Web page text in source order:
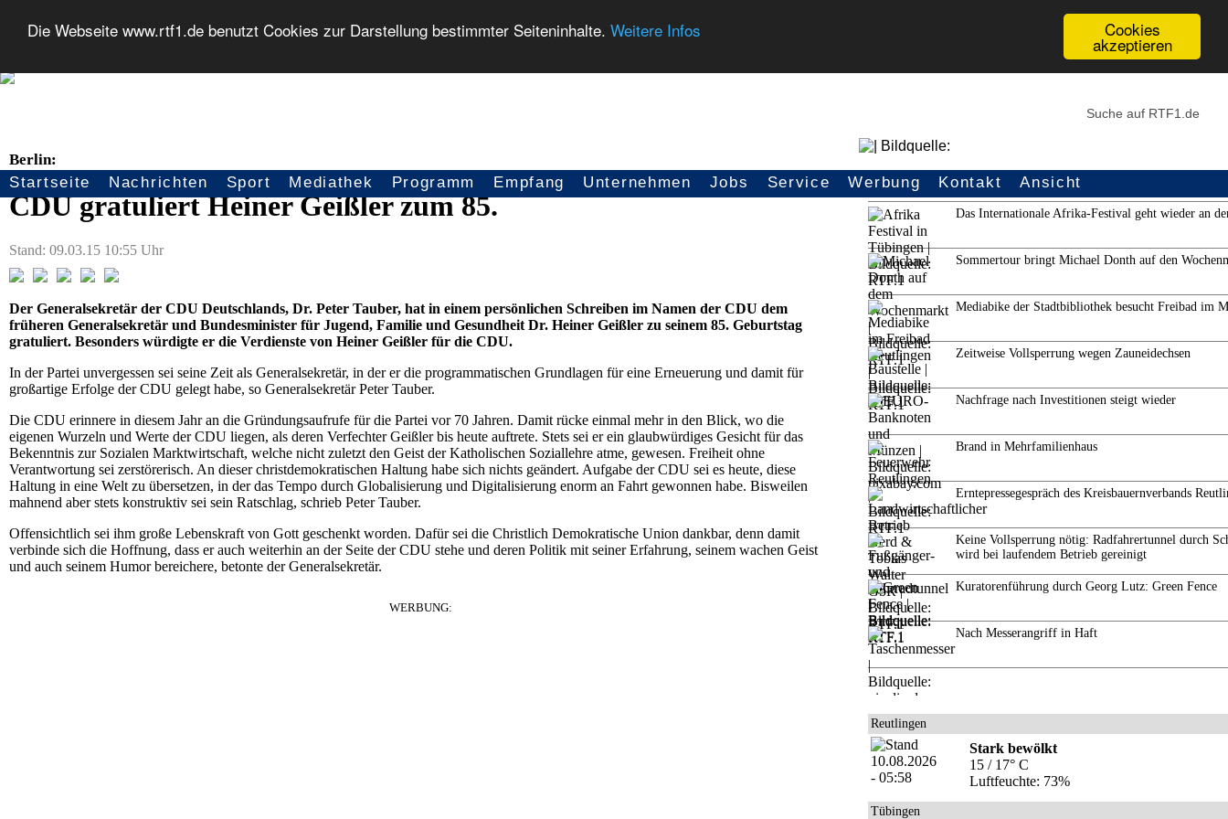
Cookies
akzeptieren
Die Webseite www.rtf1.de benutzt Cookies zur Darstellung bestimmter Seiteninhalte. Weitere Infos
Seitennavigation
Startseite Nachrichten Sport Mediathek Programm Empfang Unternehmen Jobs Service Werbung Kontakt Ansicht
Berlin:
CDU gratuliert Heiner Geißler zum 85.
Stand: 09.03.15 10:55 Uhr
Der Generalsekretär der CDU Deutschlands, Dr. Peter Tauber, hat in einem persönlichen Schreiben im Namen der CDU dem
früheren Generalsekretär und Bundesminister für Jugend, Familie und Gesundheit Dr. Heiner Geißler zu seinem 85. Geburtstag
gratuliert. Besonders würdigte er die Verdienste von Heiner Geißler für die CDU.
In der Partei unvergessen sei seine Zeit als Generalsekretär, in der er die programmatischen Grundlagen für eine Erneuerung und damit für
großartige Erfolge der CDU gelegt habe, so Generalsekretär Peter Tauber.
Die CDU erinnere in diesem Jahr an die Gründungsaufrufe für die Partei vor 70 Jahren. Damit rücke einmal mehr in den Blick, wo die
eigenen Wurzeln und Werte der CDU liegen, als deren Verfechter Geißler bis heute auftrete. Stets sei er ein glaubwürdiges Gesicht für das
Bekenntnis zur Sozialen Marktwirtschaft, welche nicht zuletzt den Geist der Katholischen Soziallehre atme, gewesen. Freiheit ohne
Verantwortung sei zerstörerisch. An dieser christdemokratischen Haltung habe sich nichts geändert. Aufgabe der CDU sei es heute, diese
Haltung in eine Welt zu übersetzen, in der das Tempo durch Globalisierung und Digitalisierung enorm an Fahrt gewonnen habe. Bisweilen
mahnend aber stets konstruktiv sei sein Ratschlag, schrieb Peter Tauber.
Offensichtlich sei ihm große Lebenskraft von Gott geschenkt worden. Dafür sei die Christlich Demokratische Union dankbar, denn damit
verbinde sich die Hoffnung, dass er auch weiterhin an der Seite der CDU stehe und deren Politik mit seiner Erfahrung, seinem wachen Geist
und auch seinem Humor bereichere, betonte der Generalsekretär.
WERBUNG:
Weitere Themen
Das Internationale Afrika-Festival geht wieder an
Sommertour bringt Michael Donth auf den
Mediabike der Stadtbibliothek besucht Freibad im
Zeitweise Vollsperrung wegen Zauneidechsen
Nachfrage nach Investitionen steigt wieder
Brand in Mehrfamilienhaus
Erntepressegespräch des Kreisbauernverbands
Keine Vollsperrung nötig: Radfahrertunnel durch
wird bei laufendem Betrieb gereinigt
Kuratorenführung durch Georg Lutz: Green Fence
Nach Messerangriff in Haft
Reutlingen
Stark bewölkt
15 / 17° C
Luftfeuchte: 73%
Tübingen